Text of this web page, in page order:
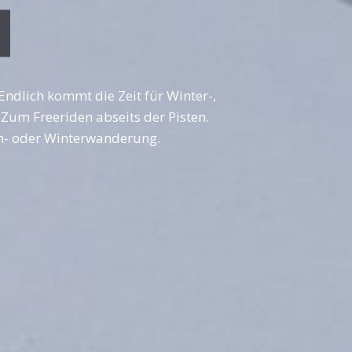
kommt die Zeit für Winter-,
Freeriden abseits der Pisten.
oder Winterwanderung.